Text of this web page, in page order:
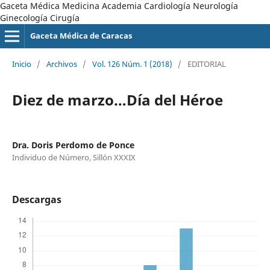
Gaceta Médica Medicina Academia Cardiología Neurología
Ginecología Cirugía
Gaceta Médica de Caracas
Inicio / Archivos / Vol. 126 Núm. 1 (2018) / EDITORIAL
Diez de marzo…Día del Héroe
Dra. Doris Perdomo de Ponce
Individuo de Número, Sillón XXXIX
Descargas